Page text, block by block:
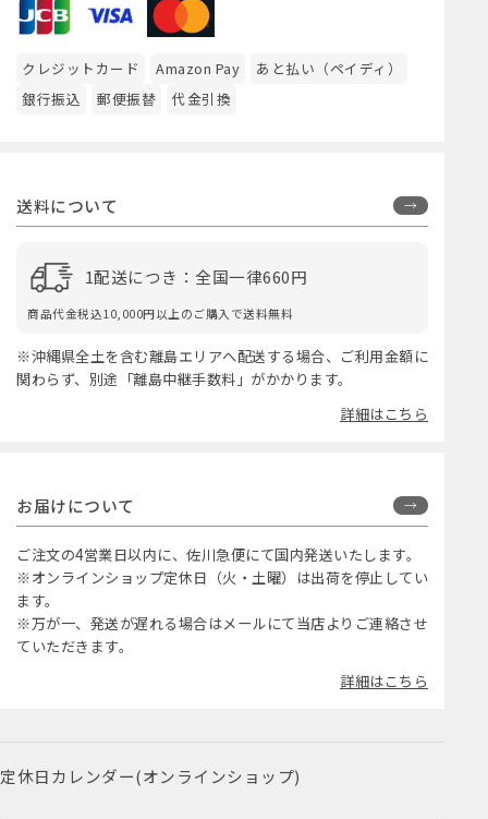
クレジットカード Amazon Pay
あと払い（ペイディ）
銀行振込
郵便振替 代金引換
送料について
1配送につき：全国一律660円
商品代金税込10,000円以上のご購入で送料無料
※沖縄県全土を含む離島エリアへ配送する場合、ご利用金額に
関わらず、別途「離島中継手数料」がかかります。
詳細はこちら
お届けについて
ご注文の4営業日以内に、佐川急便にて国内発送いたします。
※オンラインショップ定休日（火・土曜）は出荷を停止してい
ます。
※万が一、発送が遅れる場合はメールにて当店よりご連絡させ
ていただきます。
詳細はこちら
定休日カレンダー(オンラインショップ)